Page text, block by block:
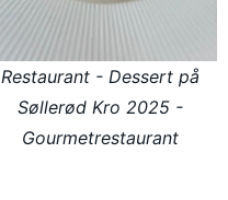
Restaurant - Dessert på
Søllerød Kro 2025 -
Gourmetrestaurant